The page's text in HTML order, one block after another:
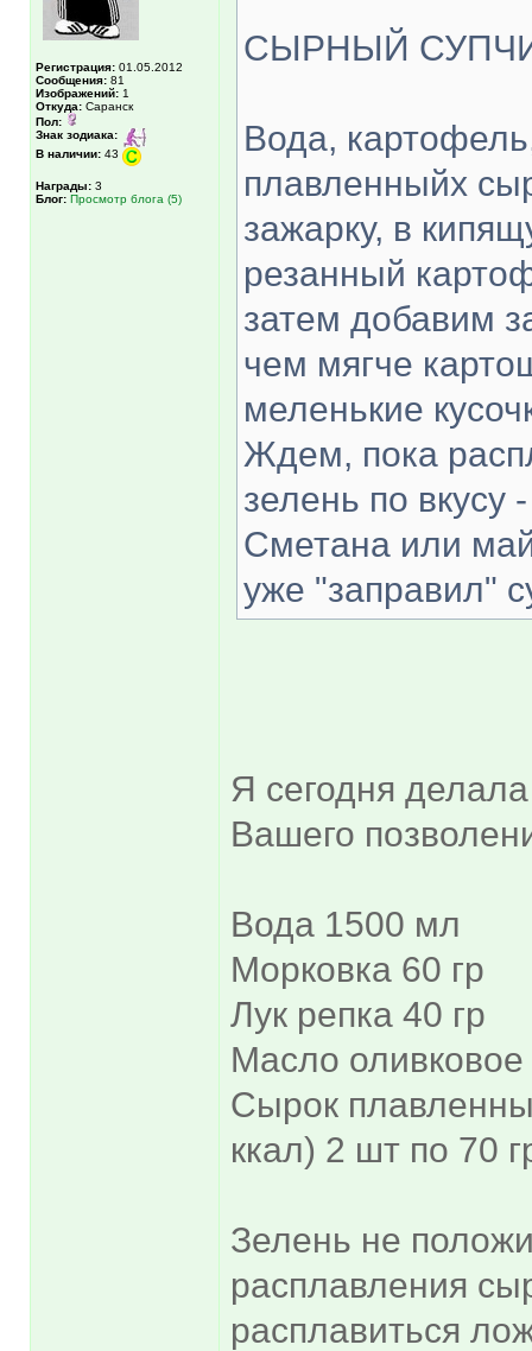
Регистрация: 01.05.2012
Сообщения: 81
Изображений: 1
Откуда: Саранск
Пол:
Знак зодиака:
В наличии: 43
Награды: 3
Блог: Просмотр блога (5)
СЫРНЫЙ
Вода,
плавленныйх
зажарку, в
резанный
затем добавим
чем мягче
меленькие
Ждем, пока
зелень по вкусу
Сметана или
уже "заправил"
Я сегодня
Вашего
Вода 1500 мл
Морковка 60 гр
Лук репка 40 гр
Масло оливковое
Сырок
ккал) 2 шт по 70
Зелень не
расплавления
расплавиться